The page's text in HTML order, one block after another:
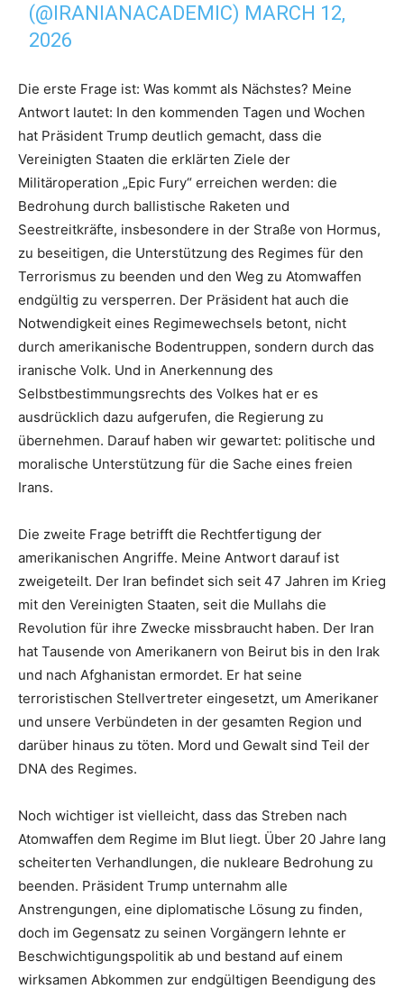
(@IRANIANACADEMIC) MARCH 12,
2026
Die erste Frage ist: Was kommt als Nächstes? Meine
Antwort lautet: In den kommenden Tagen und Wochen
hat Präsident Trump deutlich gemacht, dass die
Vereinigten Staaten die erklärten Ziele der
Militäroperation „Epic Fury“ erreichen werden: die
Bedrohung durch ballistische Raketen und
Seestreitkräfte, insbesondere in der Straße von Hormus,
zu beseitigen, die Unterstützung des Regimes für den
Terrorismus zu beenden und den Weg zu Atomwaffen
endgültig zu versperren. Der Präsident hat auch die
Notwendigkeit eines Regimewechsels betont, nicht
durch amerikanische Bodentruppen, sondern durch das
iranische Volk. Und in Anerkennung des
Selbstbestimmungsrechts des Volkes hat er es
ausdrücklich dazu aufgerufen, die Regierung zu
übernehmen. Darauf haben wir gewartet: politische und
moralische Unterstützung für die Sache eines freien
Irans.
Die zweite Frage betrifft die Rechtfertigung der
amerikanischen Angriffe. Meine Antwort darauf ist
zweigeteilt. Der Iran befindet sich seit 47 Jahren im Krieg
mit den Vereinigten Staaten, seit die Mullahs die
Revolution für ihre Zwecke missbraucht haben. Der Iran
hat Tausende von Amerikanern von Beirut bis in den Irak
und nach Afghanistan ermordet. Er hat seine
terroristischen Stellvertreter eingesetzt, um Amerikaner
und unsere Verbündeten in der gesamten Region und
darüber hinaus zu töten. Mord und Gewalt sind Teil der
DNA des Regimes.
Noch wichtiger ist vielleicht, dass das Streben nach
Atomwaffen dem Regime im Blut liegt. Über 20 Jahre lang
scheiterten Verhandlungen, die nukleare Bedrohung zu
beenden. Präsident Trump unternahm alle
Anstrengungen, eine diplomatische Lösung zu finden,
doch im Gegensatz zu seinen Vorgängern lehnte er
Beschwichtigungspolitik ab und bestand auf einem
wirksamen Abkommen zur endgültigen Beendigung des